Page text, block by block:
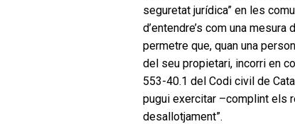
seguretat jurídica” en les
d’entendre’s com una
permetre que, quan una
del seu propietari, incorri en
553-40.1 del Codi civil de
pugui exercitar –complint els
desallotjament”.